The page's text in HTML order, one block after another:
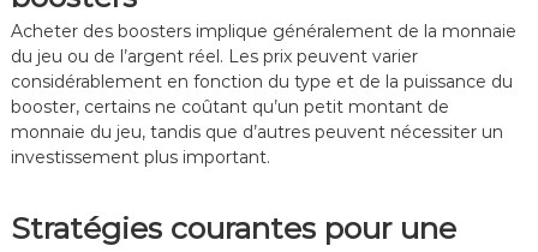
Acheter des boosters implique généralement de la monnaie
du jeu ou de l’argent réel. Les prix peuvent varier
considérablement en fonction du type et de la puissance du
booster, certains ne coûtant qu’un petit montant de
monnaie du jeu, tandis que d’autres peuvent nécessiter un
investissement plus important.
Stratégies courantes pour une